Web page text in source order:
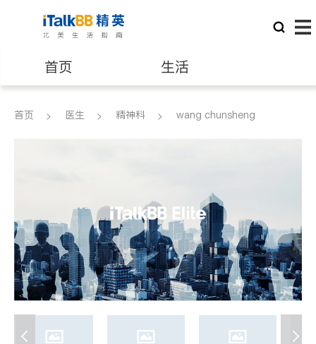
首页 生活
医生 律师
养老 非盈利组织
首页 医生 精神科 wang chunsheng